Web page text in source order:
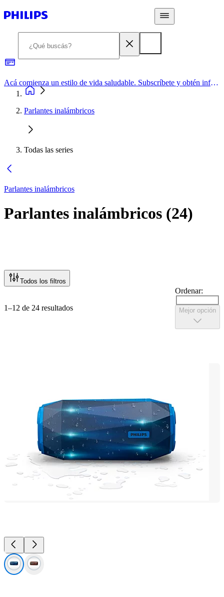
Acá comienza un estilo de vida saludable. Subscríbete y obtén información de primera mano
Parlantes inalámbricos
Todas las series
Parlantes inalámbricos
Parlantes inalámbricos (24)
Todos los filtros
1–12 de 24 resultados
Ordenar:
Mejor opción